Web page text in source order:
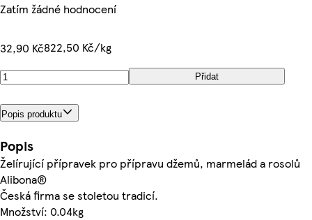
Zatím žádné hodnocení
32,90 Kč822,50 Kč/kg
Přidat
Popis produktu
Popis
Želírující přípravek pro přípravu džemů, marmelád a rosolů
Alibona®
Česká firma se stoletou tradicí.
Množství: 0.04kg